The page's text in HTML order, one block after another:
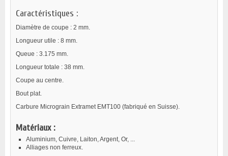
Caractéristiques :
Diamètre de coupe : 2 mm.
Longueur utile : 8 mm.
Queue : 3.175 mm.
Longueur totale : 38 mm.
Coupe au centre.
Bout plat.
Carbure Micrograin Extramet EMT100 (fabriqué en Suisse).
Matériaux :
Aluminium, Cuivre, Laiton, Argent, Or, ...
Alliages non ferreux.